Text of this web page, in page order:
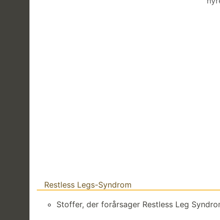
Restless Legs-Syndrom
Stoffer, der forårsager Restless Leg